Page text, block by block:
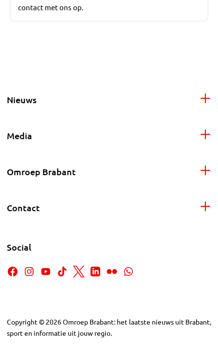
contact met ons op.
Nieuws
Media
Omroep Brabant
Contact
Social
Copyright © 2026Omroep Brabant: het laatste nieuws uit Brabant,
sport en informatie uit jouw regio.